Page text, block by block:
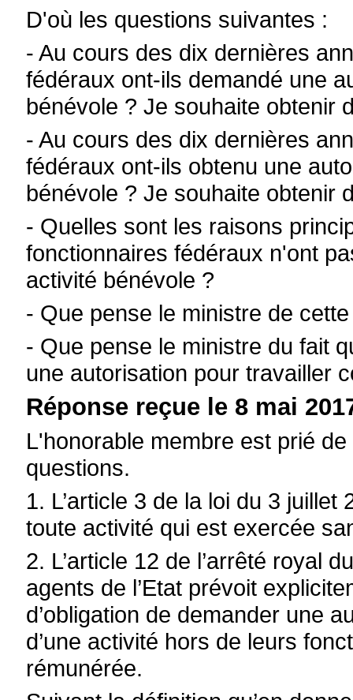
D'où les questions suivantes :
- Au cours des dix dernières
fédéraux ont-ils demandé une
bénévole ? Je souhaite obtenir
- Au cours des dix dernières
fédéraux ont-ils obtenu une
bénévole ? Je souhaite obtenir
- Quelles sont les raisons
fonctionnaires fédéraux n'ont
activité bénévole ?
- Que pense le ministre de
- Que pense le ministre du fait
une autorisation pour travailler
Réponse reçue le 8 mai
L'honorable membre est prié
questions.
1. L’article 3 de la loi du 3
toute activité qui est exercée
2. L’article 12 de l’arrêté royal
agents de l’Etat prévoit
d’obligation de demander une
d’une activité hors de leurs
rémunérée.